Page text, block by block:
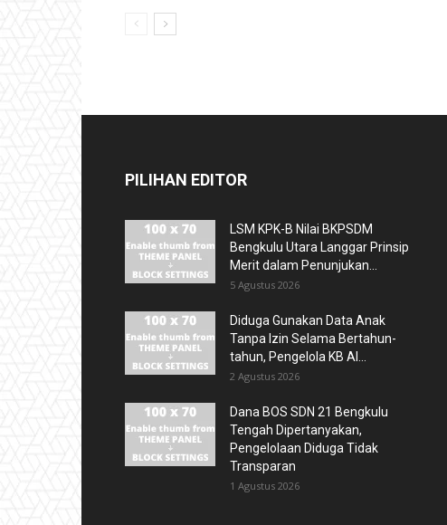
PILIHAN EDITOR
LSM KPK-B Nilai BKPSDM
Bengkulu Utara Langgar Prinsip
Merit dalam Penunjukan...
5 Agustus 2026
Diduga Gunakan Data Anak
Tanpa Izin Selama Bertahun-
tahun, Pengelola KB Al...
2 Agustus 2026
Dana BOS SDN 21 Bengkulu
Tengah Dipertanyakan,
Pengelolaan Diduga Tidak
Transparan
1 Agustus 2026